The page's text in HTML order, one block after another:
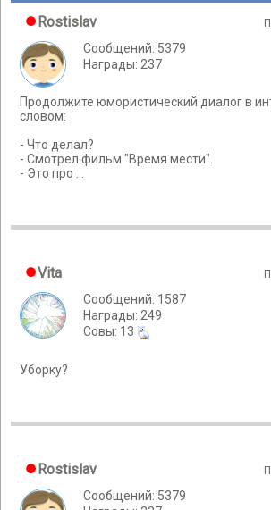
Rostislav
Сообщений: 5379
Награды: 237
Продолжите юмористический диалог в
словом:
- Что делал?
- Смотрел фильм "Время мести".
- Это про ...
Vita
Сообщений: 1587
Награды: 249
Cовы: 13
Уборку?
Rostislav
Сообщений: 5379